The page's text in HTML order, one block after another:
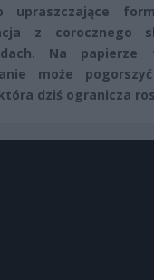
upraszczające
z corocznego
Na
może
dziś ogranicza